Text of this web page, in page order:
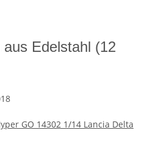
Edelstahl (12
GO 14302 1/14 Lancia Delta